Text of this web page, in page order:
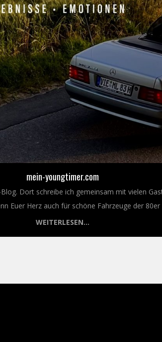
mein-youngtimer.com
Dort schreibe ich gemeinsam mit vielen
Euer Herz auch für schöne Fahrzeuge der
WEITERLESEN...